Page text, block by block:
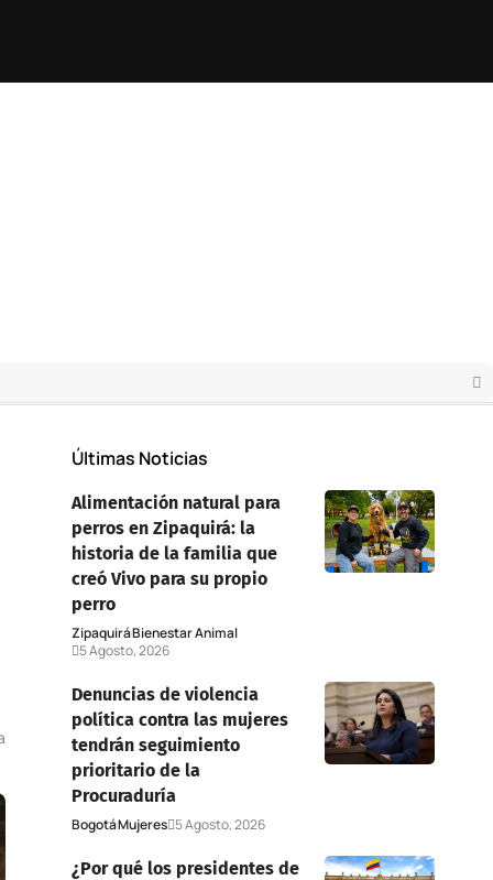
Últimas Noticias
Alimentación natural para
perros en Zipaquirá: la
historia de la familia que
creó Vivo para su propio
perro
ZipaquiráBienestar Animal
5 Agosto, 2026
Denuncias de violencia
política contra las mujeres
tendrán seguimiento
prioritario de la
Procuraduría
BogotáMujeres 5 Agosto, 2026
¿Por qué los presidentes de